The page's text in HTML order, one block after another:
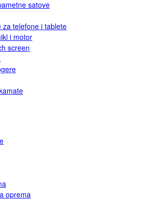
satove
za telefone i tablete
i motor
screen
oprema